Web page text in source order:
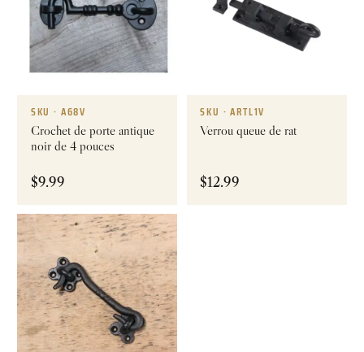
SKU · A68V
Crochet de porte antique
noir de 4 pouces
$9.99
SKU · ARTL1V
Verrou queue de rat
$12.99